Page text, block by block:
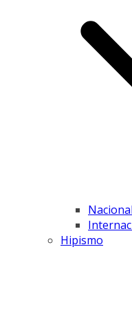
Hipismo